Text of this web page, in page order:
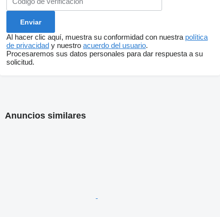
Al hacer clic aquí, muestra su conformidad con nuestra política
de privacidad y nuestro acuerdo del usuario.
Procesaremos sus datos personales para dar respuesta a su
solicitud.
Anuncios similares